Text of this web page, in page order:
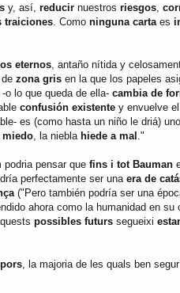
y, así, reducir nuestros riesgos
traiciones . Como ninguna carta es
eternos , antaño nítida y
zona gris en la que los papeles
-o lo que queda de ella- cambia de
confusión existente y envuelve el
es (como hasta un niño le driá)
miedo , la niebla hiede a mal ."
podria pensar que fins i tot Bauman
perfectamente ser una era de
("Pero también podría ser una
ahora como la humanidad en su
possibles futurs segueixi
, la majoria de les quals ben